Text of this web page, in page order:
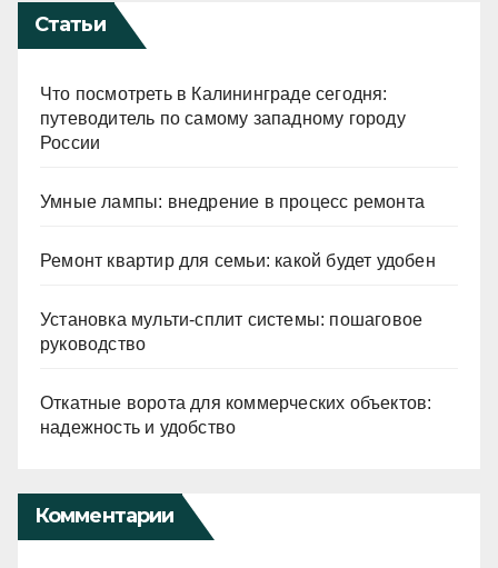
Статьи
Что посмотреть в Калининграде сегодня:
путеводитель по самому западному городу
России
Умные лампы: внедрение в процесс ремонта
Ремонт квартир для семьи: какой будет удобен
Установка мульти-сплит системы: пошаговое
руководство
Откатные ворота для коммерческих объектов:
надежность и удобство
Комментарии